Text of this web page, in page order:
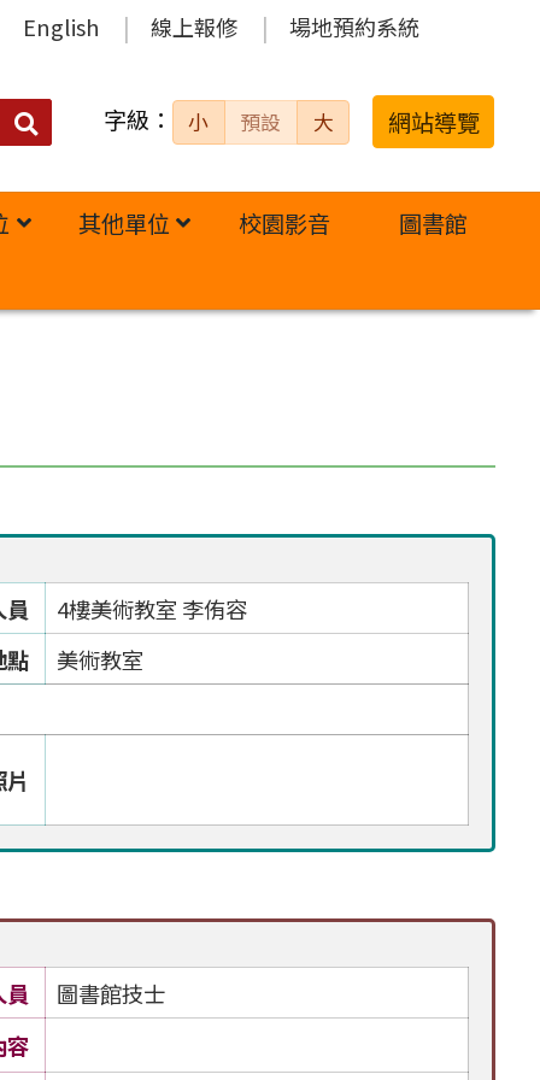
English 線上報修 場地預約系統
搜
字級： 小 預設 大 網站導覽
其他單位 校園影音 圖書館
員
4樓美術教室 李侑容
點
美術教室
圖書館技士
容